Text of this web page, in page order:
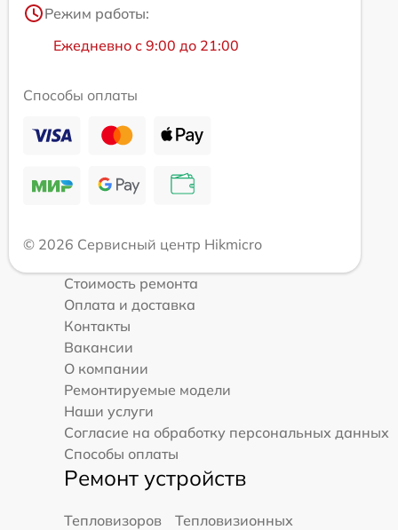
Режим работы:
Ежедневно с 9:00 до 21:00
Способы оплаты
© 2026 Сервисный центр Hikmicro
Стоимость ремонта
Оплата и доставка
Контакты
Вакансии
О компании
Ремонтируемые модели
Наши услуги
Согласие на обработку персональных данных
Способы оплаты
Ремонт устройств
Тепловизоров
Тепловизионных